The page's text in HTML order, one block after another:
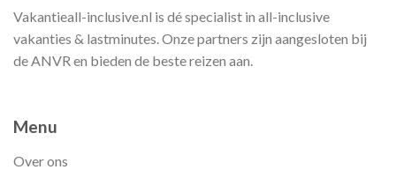
Vakantieall-inclusive.nl is dé specialist in all-inclusive
vakanties & lastminutes. Onze partners zijn aangesloten bij
de ANVR en bieden de beste reizen aan.
Menu
Over ons